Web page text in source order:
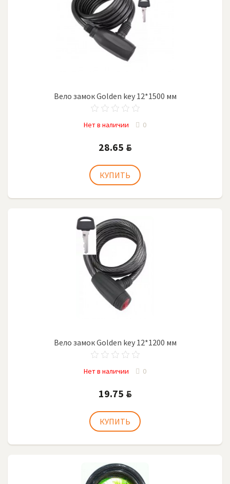
Вело замок Golden key 12*1500 мм
Нет в наличии 0
28.65 BYN
Вело замок Golden key 12*1200 мм
Нет в наличии 0
19.75 BYN